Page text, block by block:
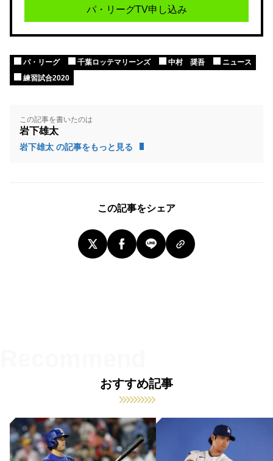
パ・リーグTV申し込み
パ・リーグ 千葉ロッテマリーンズ 中村 奨吾
ニュース
練習試合2020
この記事を書いたのは
岩下雄太
岩下雄太 の記事をもっと見る
この記事をシェア
おすすめ記事